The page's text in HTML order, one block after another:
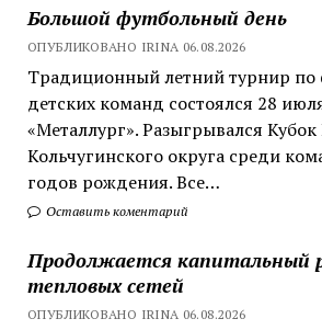
Большой футбольный день
ОПУБЛИКОВАНО IRINA 06.08.2026
Традиционный летний турнир по
детских команд состоялся 28
«Металлург». Разыгрывался
Кольчугинского округа среди
годов рождения. Все…
Оставить коментарий
Продолжается капитальный
тепловых сетей
ОПУБЛИКОВАНО IRINA 06.08.2026